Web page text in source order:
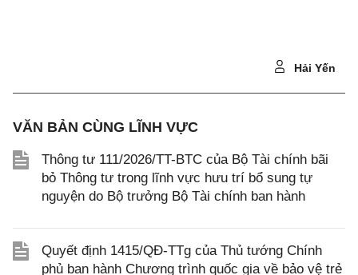
Hải Yến
VĂN BẢN CÙNG LĨNH VỰC
Thông tư 111/2026/TT-BTC của Bộ Tài chính bãi
bỏ Thông tư trong lĩnh vực hưu trí bổ sung tự
nguyện do Bộ trưởng Bộ Tài chính ban hành
Quyết định 1415/QĐ-TTg của Thủ tướng Chính
phủ ban hành Chương trình quốc gia về bảo vệ trẻ